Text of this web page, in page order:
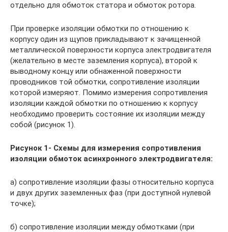
отдельно для обмоток статора и обмоток ротора.
При проверке изоляции обмотки по отношению к
корпусу один из щупов прикладывают к зачищенной
металлической поверхности корпуса электродвигателя
(желательно в месте заземления корпуса), второй к
выводному концу или обнаженной поверхности
проводников той обмотки, сопротивление изоляции
которой измеряют. Помимо измерения сопротивления
изоляции каждой обмотки по отношению к корпусу
необходимо проверить состояние их изоляции между
собой (рисунок 1).
Рисунок 1- Схемы для измерения сопротивления
изоляции обмоток асинхронного электродвигателя:
а) сопротивление изоляции фазы относительно корпуса
и двух других заземленных фаз (при доступной нулевой
точке);
б) сопротивление изоляции между обмотками (при